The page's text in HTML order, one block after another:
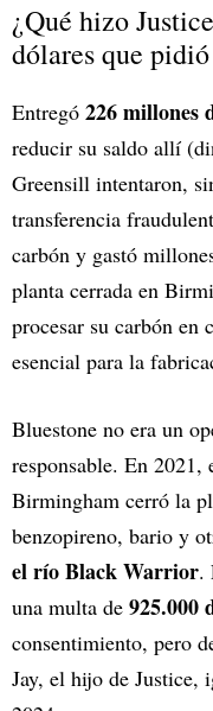
¿Qué hizo
dólares que
Entregó 226 millones
reducir su saldo allí
Greensill intentaron,
transferencia
carbón y gastó
planta cerrada en
procesar su carbón en
esencial para la
Bluestone no era un
responsable. En 2021,
Birmingham cerró la
benzopireno, bario y
el río Black Warrior.
una multa de 925.000
consentimiento, pero
Jay, el hijo de Justice,